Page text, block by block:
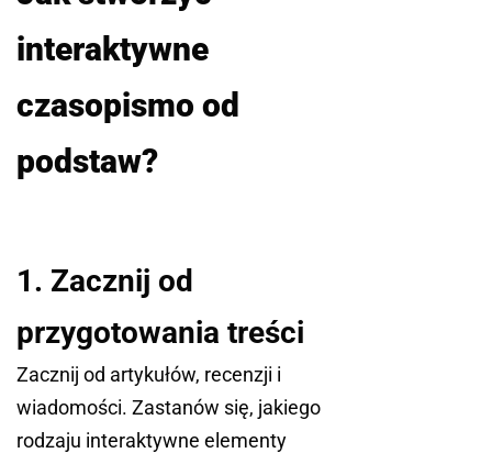
interaktywne
czasopismo od
podstaw?
1. Zacznij od
przygotowania treści
Zacznij od artykułów, recenzji i
wiadomości. Zastanów się, jakiego
rodzaju interaktywne elementy